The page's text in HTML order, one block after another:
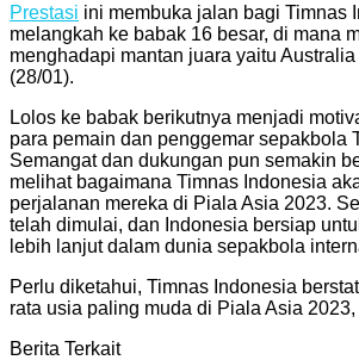
Prestasi ini membuka jalan bagi Timnas
melangkah ke babak 16 besar, di mana
menghadapi mantan juara yaitu
(28/01).
Lolos ke babak berikutnya menjadi
para pemain dan penggemar sepakbola
Semangat dan dukungan pun semakin
melihat bagaimana Timnas Indonesia
perjalanan mereka di Piala Asia 2023.
telah dimulai, dan Indonesia bersiap
lebih lanjut dalam dunia sepakbola
Perlu diketahui, Timnas Indonesia
rata usia paling muda di Piala Asia
Berita Terkait